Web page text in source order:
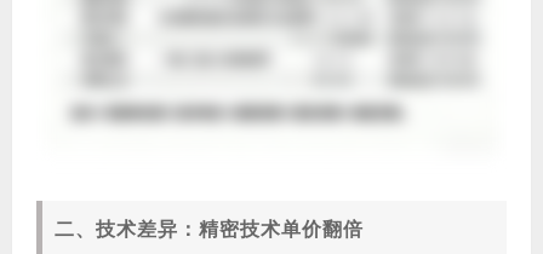
二、技术差异：精密技术单价翻倍